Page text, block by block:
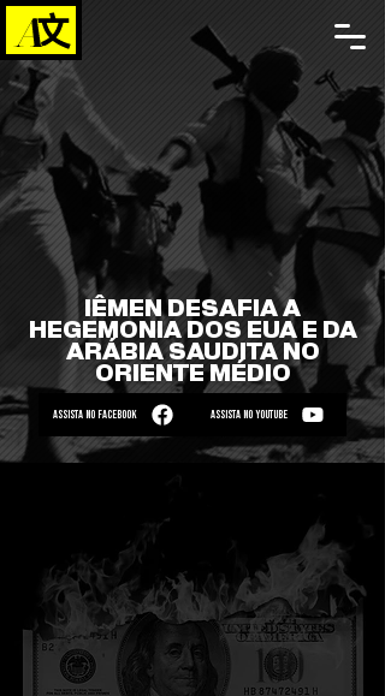
IÊMEN DESAFIA A
HEGEMONIA DOS EUA E DA
ARÁBIA SAUDITA NO
ORIENTE MÉDIO
ASSISTA NO FACEBOOK ASSISTA NO YOUTUBE